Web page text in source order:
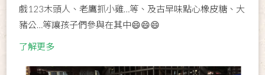
戲123木頭人、老鷹抓小雞…等、及古早味點心橡皮糖、大
豬公…等讓孩子們參與在其中😄😄😄
了解更多